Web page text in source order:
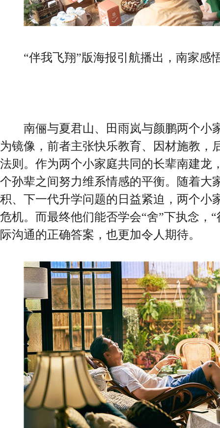
“伴我飞翔”版海报引航播出，南家感
南俪与夏君山、田雨岚与颜鹏两个小
为镜像，前者主张快乐教育、因材施教，
法则。作为两个小家庭共同的长辈南建龙
个孙辈之间努力维系情感的平衡。随着大
积、下一代升学问题的日益紧迫，两个小
危机。而最终他们能否学会“舍”下执念，
际沟通的正确答案，也更加令人期待。